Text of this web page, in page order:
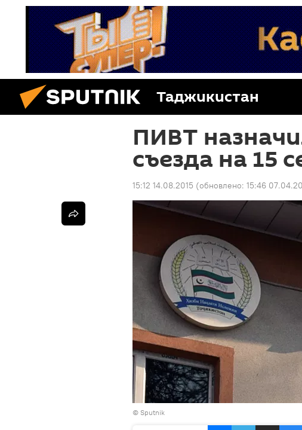
Таджикистан
ПИВТ
съезда на 15
15:12 14.08.2015 (обновлено: 15:46
© Sputnik